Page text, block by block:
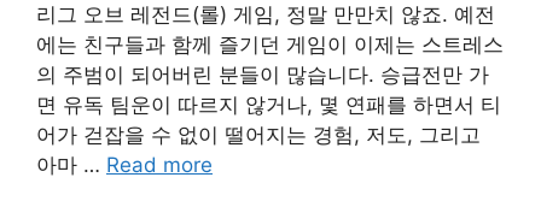
리그 오브 레전드(롤) 게임, 정말 만만치 않죠. 예전
에는 친구들과 함께 즐기던 게임이 이제는 스트레스
의 주범이 되어버린 분들이 많습니다. 승급전만 가
면 유독 팀운이 따르지 않거나, 몇 연패를 하면서 티
어가 걷잡을 수 없이 떨어지는 경험, 저도, 그리고
아마 … Read more